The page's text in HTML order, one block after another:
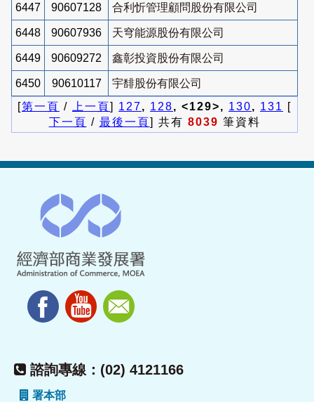
6447 90607128 合利忻管理顧問股份有限公司
6448 90607936 天穹能源股份有限公司
6449 90609272 鑫彰投資股份有限公司
6450 90610117
宇馡股份有限公司
[第一頁 / 上一頁] 127, 128, <129>, 130, 131
[
下一頁 / 最後一頁] 共有 8039 筆資料
諮詢專線：(02) 4121166
署本部